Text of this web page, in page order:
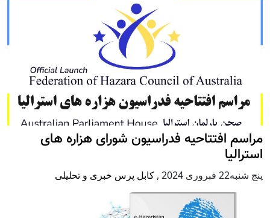
مراسم افتتاحیه فدراسیون شورای هزاره های
استرالیا
پنج شنبه22 فبروری 2024 , کابل پرس خبری و تحلیلی